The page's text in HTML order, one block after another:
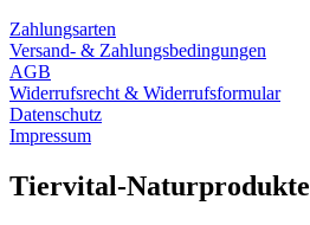
Zahlungsarten
Versand- & Zahlungsbedingungen
AGB
Widerrufsrecht & Widerrufsformular
Datenschutz
Impressum
Tiervital-Naturprodukte